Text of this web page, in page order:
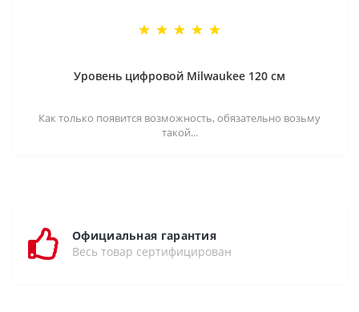
Уровень цифровой Milwaukee 120 см
Как только появится возможность, обязательно возьму
такой...
Официальная гарантия
Весь товар сертифицирован